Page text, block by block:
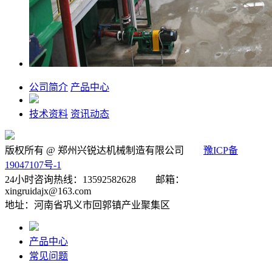
公司简介 产品中心
技术资料 资讯动态
版权所有 @ 郑州兴锐达机械制造有限公司 豫ICP备
19047107号-1
24小时咨询热线：13592582628 邮箱：
xingruidajx@163.com
地址：河南省巩义市回郭镇产业聚集区
产品中心
常见问题